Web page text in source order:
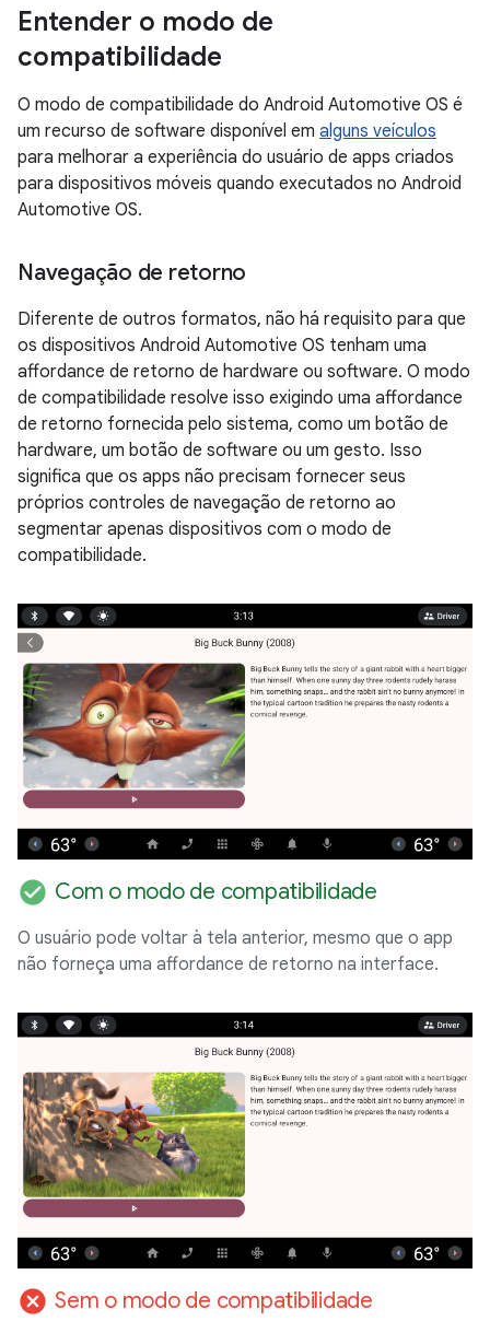
Entender o modo de
compatibilidade
O modo de compatibilidade do Android Automotive OS é
um recurso de software disponível em alguns veículos
para melhorar a experiência do usuário de apps criados
para dispositivos móveis quando executados no Android
Automotive OS.
Navegação de retorno
Diferente de outros formatos, não há requisito para que
os dispositivos Android Automotive OS tenham uma
affordance de retorno de hardware ou software. O modo
de compatibilidade resolve isso exigindo uma affordance
de retorno fornecida pelo sistema, como um botão de
hardware, um botão de software ou um gesto. Isso
significa que os apps não precisam fornecer seus
próprios controles de navegação de retorno ao
segmentar apenas dispositivos com o modo de
compatibilidade.
check_circle Com o modo de compatibilidade
O usuário pode voltar à tela anterior, mesmo que o app
não forneça uma affordance de retorno na interface.
cancel Sem o modo de compatibilidade